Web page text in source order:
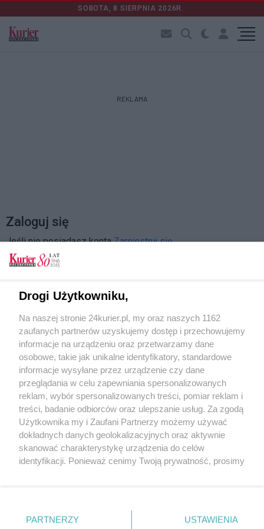
SOBOTA, 8 SIERPNIA 2026R.
REKLAMA
Zaloguj się
Jeśli nie posiadasz kontaZarejestruj się
Zapamiętać?
Zaloguj
Zapomniałem hasła
Copyright © 2022 Kurier Szczeciński sp. z o.o.
Drogi Użytkowniku,
Na naszej stronie 24kurier.pl, my oraz naszych 1162
zaufanych partnerów uzyskujemy dostęp i przechowujemy
informacje na urządzeniu oraz przetwarzamy dane
osobowe, takie jak unikalne identyfikatory, standardowe
informacje wysyłane przez urządzenie czy dane
przeglądania w celu zapewniania spersonalizowanych
reklam, wybór spersonalizowanych treści, pomiar reklam i
treści, badanie odbiorców oraz ulepszanie usług. Za zgodą
Użytkownika my i Zaufani Partnerzy możemy używać
dokładnych danych geolokalizacyjnych oraz aktywnie
skanować charakterystykę urządzenia do celów
identyfikacji. Ponieważ cenimy Twoją prywatność, prosimy
prywatności znajdujący się w lewym dolnym rogu strony
. Niektóre rodzaje przetwarzania danych nie wymagają
PARTNERZY USTAWIENIA